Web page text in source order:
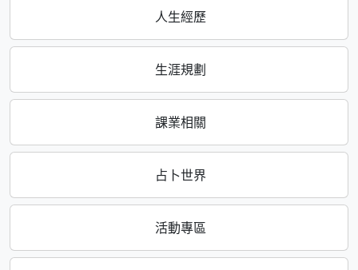
人生經歷
生涯規劃
課業相關
占卜世界
活動專區